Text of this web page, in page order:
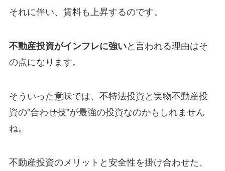
それに伴い、賃料も上昇するのです。
不動産投資がインフレに強いと言われる理由はそ
の点になります。
そういった意味では、不特法投資と実物不動産投
資の”合わせ技”が最強の投資なのかもしれません
ね。
不動産投資のメリットと安全性を掛け合わせた、